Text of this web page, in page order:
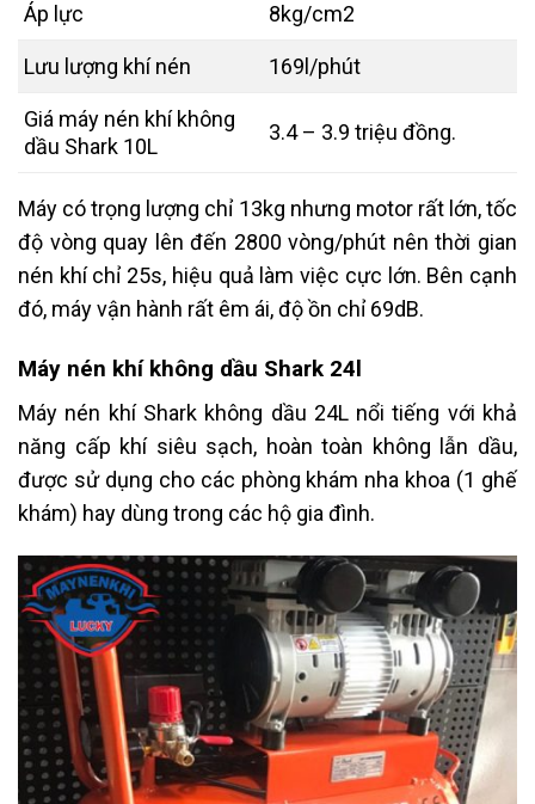
Áp lực 8kg/cm2
Lưu lượng khí nén 169l/phút
Giá máy nén khí không
dầu Shark 10L
3.4 – 3.9 triệu đồng.
Máy có trọng lượng chỉ 13kg nhưng motor rất lớn, tốc
độ vòng quay lên đến 2800 vòng/phút nên thời gian
nén khí chỉ 25s, hiệu quả làm việc cực lớn. Bên cạnh
đó, máy vận hành rất êm ái, độ ồn chỉ 69dB.
Máy nén khí không dầu Shark 24l
Máy nén khí Shark không dầu 24L nổi tiếng với khả
năng cấp khí siêu sạch, hoàn toàn không lẫn dầu,
được sử dụng cho các phòng khám nha khoa (1 ghế
khám) hay dùng trong các hộ gia đình.